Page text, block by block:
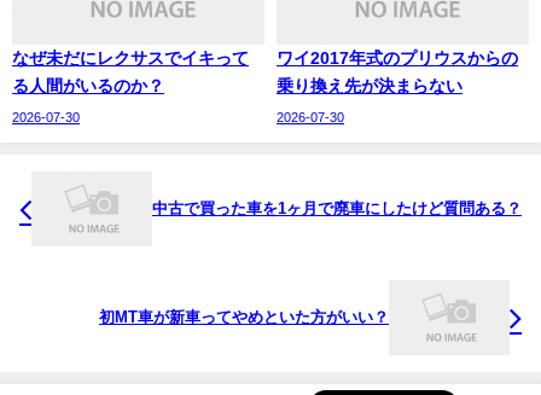
なぜ未だにレクサスでイキって
る人間がいるのか？
2026-07-30
ワイ2017年式のプリウスからの
乗り換え先が決まらない
2026-07-30
中古で買った車を1ヶ月で廃車にしたけど質問ある？
初MT車が新車ってやめといた方がいい？